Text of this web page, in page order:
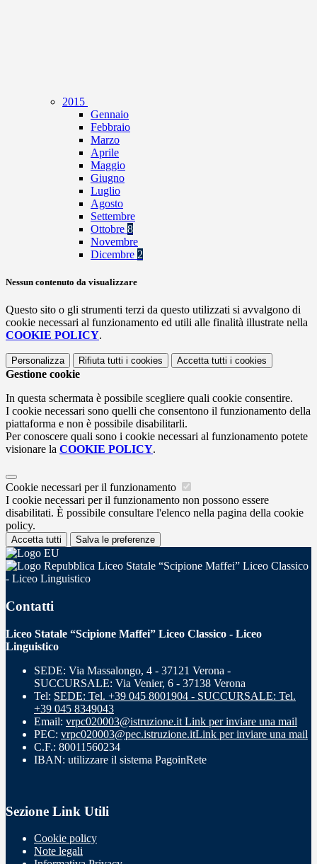
2015
Gennaio
Febbraio
Marzo
Aprile
Maggio
Giugno
Luglio
Agosto
Settembre
Ottobre 8
Novembre
Dicembre 2
Nessun contenuto da visualizzare
Questo sito o gli strumenti terzi da questo utilizzati si avvalgono di
cookie necessari al funzionamento ed utili alle finalità illustrate nella
COOKIE POLICY.
Personalizza Rifiuta tutti i cookies Accetta tutti i cookies
Gestione cookie
In questa schermata è possibile scegliere quali cookie consentire.
I cookie necessari sono quelli che consentono il funzionamento della
piattaforma e non è possibile disabilitarli.
Per conoscere quali sono i cookie necessari al funzionamento potete
visionare la COOKIE POLICY.
Cookie necessari per il funzionamento
I cookie necessari per il funzionamento non possono essere
disabilitati. È possibile consultare l'elenco nella pagina della cookie
policy.
Accetta tutti Salva le preferenze
Liceo Statale “Scipione Maffei” Liceo Classico
- Liceo Linguistico
Contatti
Liceo Statale “Scipione Maffei” Liceo Classico - Liceo
Linguistico
SEDE: Via Massalongo, 4 - 37121 Verona -
SUCCURSALE: Via Venier, 6 - 37138 Verona
Tel: SEDE: Tel. +39 045 8001904 - SUCCURSALE: Tel.
+39 045 8349043
Email: vrpc020003@istruzione.it Link per inviare una mail
PEC: vrpc020003@pec.istruzione.itLink per inviare una mail
C.F.: 80011560234
IBAN: utilizzare il sistema PagoinRete
Sezione Link Utili
Cookie policy
Note legali